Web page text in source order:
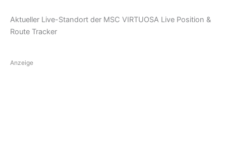
Aktueller Live-Standort der MSC VIRTUOSA Live Position &
Route Tracker
Anzeige